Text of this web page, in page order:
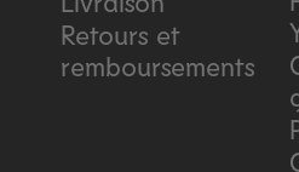
Retours et
remboursements